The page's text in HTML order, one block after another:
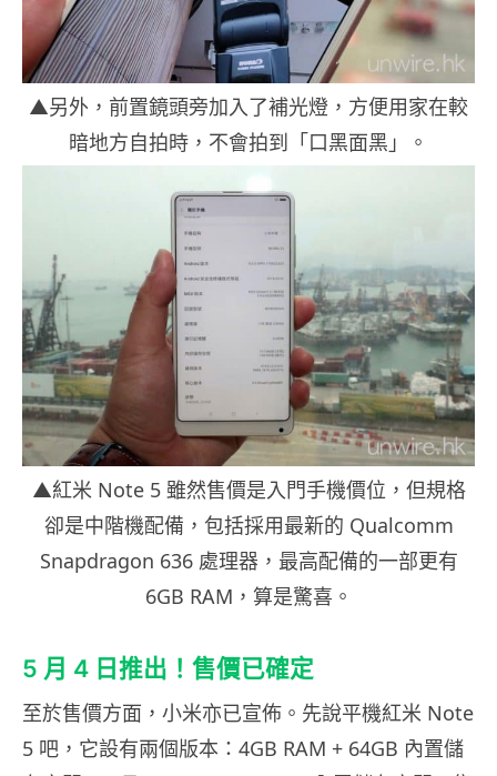
▲另外，前置鏡頭旁加入了補光燈，方便用家在較
暗地方自拍時，不會拍到「口黑面黑」。
▲紅米 Note 5 雖然售價是入門手機價位，但規格
卻是中階機配備，包括採用最新的 Qualcomm
Snapdragon 636 處理器，最高配備的一部更有
6GB RAM，算是驚喜。
5 月 4 日推出！售價已確定
至於售價方面，小米亦已宣佈。先說平機紅米 Note
5 吧，它設有兩個版本：4GB RAM + 64GB 內置儲